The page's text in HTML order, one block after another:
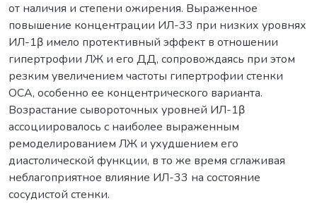
от наличия и степени ожирения. Выраженное
повышение концентрации ИЛ-33 при низких уровнях
ИЛ-1β имело протективный эффект в отношении
гипертрофии ЛЖ и его ДД, сопровождаясь при этом
резким увеличением частоты гипертрофии стенки
ОСА, особенно ее концентрического варианта.
Возрастание сывороточных уровней ИЛ-1β
ассоциировалось с наиболее выраженным
ремоделированием ЛЖ и ухудшением его
диастолической функции, в то же время сглаживая
неблагоприятное влияние ИЛ-33 на состояние
сосудистой стенки.